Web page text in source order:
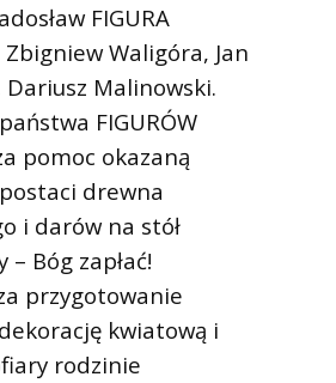
FIGURA
Waligóra, Jan
Dariusz Malinowski.
FIGURÓW
pomoc okazaną
drewna
i darów na stół
Bóg zapłać!
przygotowanie
kwiatową i
rodzinie